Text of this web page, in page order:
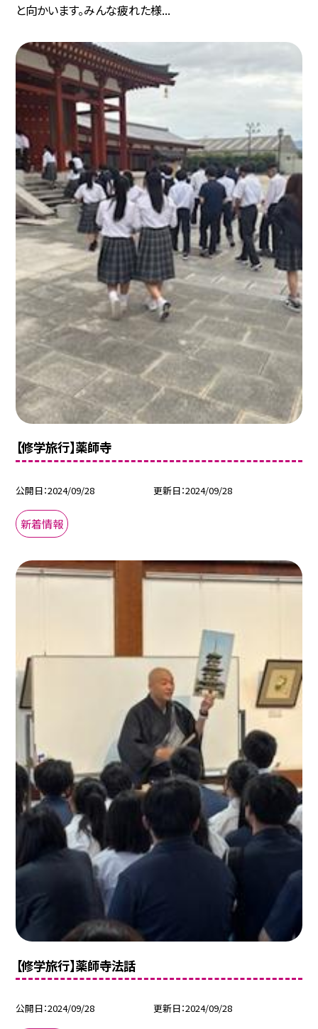
と向かいます。みんな疲れた様...
【修学旅行】薬師寺
公開日 2024/09/28 更新日 2024/09/28
新着情報
【修学旅行】薬師寺法話
公開日 2024/09/28 更新日 2024/09/28